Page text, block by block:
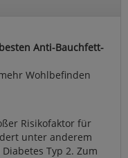
Anti-Bauchfett-
Wohlbefinden
Risikofaktor für
unter anderem
Typ 2. Zum